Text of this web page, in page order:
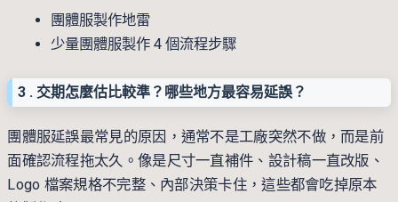
團體服製作地雷
少量團體服製作 4 個流程步驟
3 . 交期怎麼估比較準？哪些地方最容易延誤？
團體服延誤最常見的原因，通常不是工廠突然不做，而是前
面確認流程拖太久。像是尺寸一直補件、設計稿一直改版、
Logo 檔案規格不完整、內部決策卡住，這些都會吃掉原本